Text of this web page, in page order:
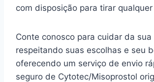
com disposição para tirar
Conte conosco para cuidar da sua
respeitando suas escolhas e seu
oferecendo um serviço de envio
seguro de Cytotec/Misoprostol